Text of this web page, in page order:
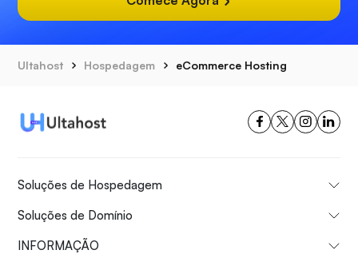
Ultahost Hospedagem eCommerce Hosting
Soluções de Hospedagem
Soluções de Domínio
INFORMAÇÃO